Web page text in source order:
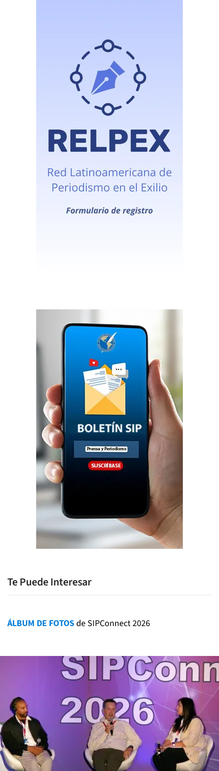
Te Puede Interesar
ÁLBUM DE FOTOSde SIPConnect 2026